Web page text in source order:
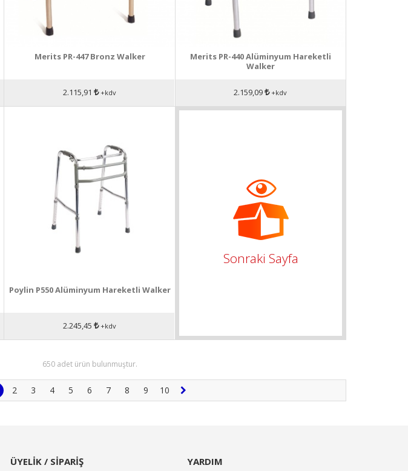
Merits PR-447 Bronz Walker
2.115,91 +kdv
Merits PR-440 Alüminyum Hareketli
Walker
2.159,09 +kdv
Poylin P550 Alüminyum Hareketli Walker
2.245,45 +kdv
Sonraki Sayfa
650 adet ürün bulunmuştur.
2 3 4 5 6 7 8 9 10
ÜYELİK / SİPARİŞ YARDIM